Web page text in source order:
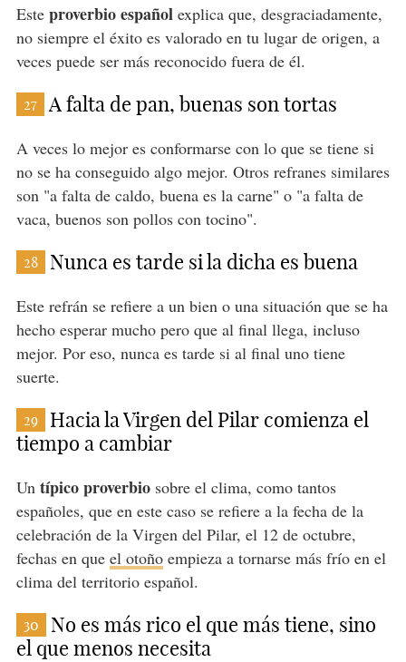
Este proverbio español explica que, desgraciadamente,
no siempre el éxito es valorado en tu lugar de origen, a
veces puede ser más reconocido fuera de él.
27 A falta de pan, buenas son tortas
A veces lo mejor es conformarse con lo que se tiene si
no se ha conseguido algo mejor. Otros refranes similares
son "a falta de caldo, buena es la carne" o "a falta de
vaca, buenos son pollos con tocino".
28 Nunca es tarde si la dicha es buena
Este refrán se refiere a un bien o una situación que se ha
hecho esperar mucho pero que al final llega, incluso
mejor. Por eso, nunca es tarde si al final uno tiene
suerte.
29
Hacia la Virgen del Pilar comienza el
tiempo a cambiar
Un típico proverbiosobre el clima, como tantos
españoles, que en este caso se refiere a la fecha de la
celebración de la Virgen del Pilar, el 12 de octubre,
fechas en que el otoñoempieza a tornarse más frío en el
clima del territorio español.
30
No es más rico el que más tiene, sino
el que menos necesita